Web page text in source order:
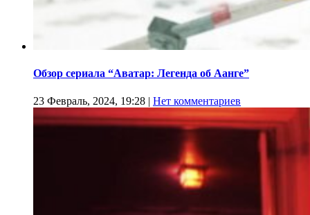
Обзор сериала “Аватар: Легенда об Аанге”
23 Февраль, 2024, 19:28 | Нет комментариев